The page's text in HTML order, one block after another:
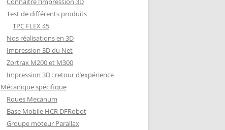
Test de différents produits
TPC FLEX 45
Nos réalisations en 3D
Impression 3D du Net
Zortrax M200 et M300
Impression 3D : retour d’expérience
Mécanique spécifique
Roues Mecanum
Base Mobile HCR DFRobot
Groupe moteur Parallax